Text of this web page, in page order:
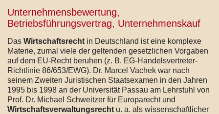
Unternehmensbewertung,
Betriebsführungsvertrag, Unternehmenskauf
Das Wirtschaftsrecht in Deutschland ist eine komplexe
Materie, zumal viele der geltenden gesetzlichen Vorgaben
auf dem EU-Recht beruhen (z. B. EG-Handelsvertreter-
Richtlinie 86/653/EWG). Dr. Marcel Vachek war nach
seinem Zweiten Juristischen Staatsexamen in den Jahren
1995 bis 1998 an der Universität Passau am Lehrstuhl von
Prof. Dr. Michael Schweitzer für Europarecht und
Wirtschaftsverwaltungsrecht u. a. als wissenschaftlicher